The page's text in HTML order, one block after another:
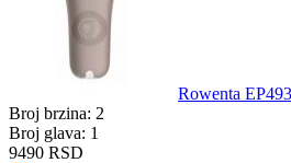
Rowenta
Broj brzina: 2
Broj glava: 1
9490 RSD